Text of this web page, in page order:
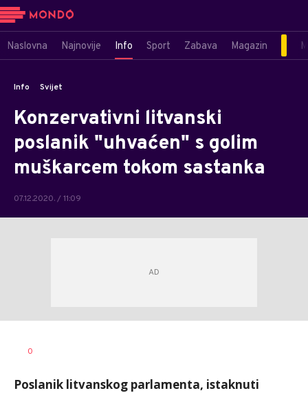
Naslovna Najnovije Info Sport Zabava Magazin
Info Svijet
Konzervativni litvanski
poslanik "uhvaćen" s golim
muškarcem tokom sastanka
07.12.2020. / 11:09
AUTOR
0
Poslanik litvanskog parlamenta, istaknuti